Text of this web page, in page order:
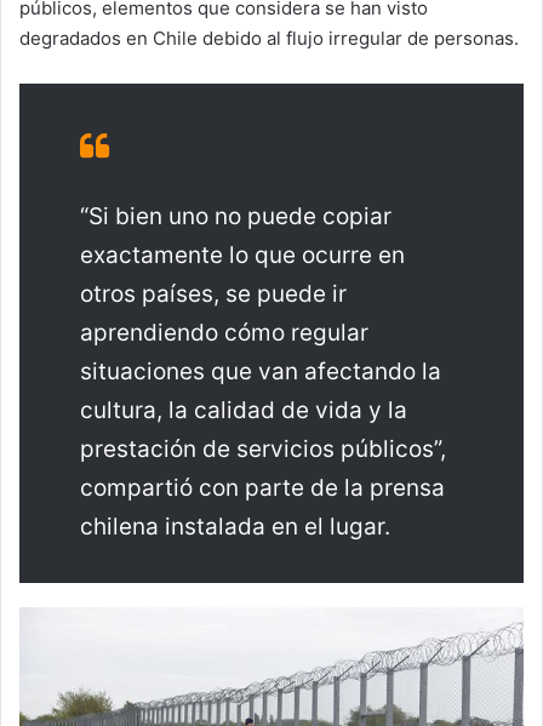
públicos, elementos que considera se han visto
degradados en Chile debido al flujo irregular de personas.
“Si bien uno no puede copiar
exactamente lo que ocurre en
otros países, se puede ir
aprendiendo cómo regular
situaciones que van afectando la
cultura, la calidad de vida y la
prestación de servicios públicos”,
compartió con parte de la prensa
chilena instalada en el lugar.